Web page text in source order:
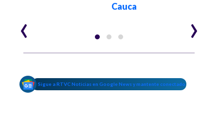
Cauca
‹ ›
Sigue a RTVC Noticias en Google News y mantente conectado